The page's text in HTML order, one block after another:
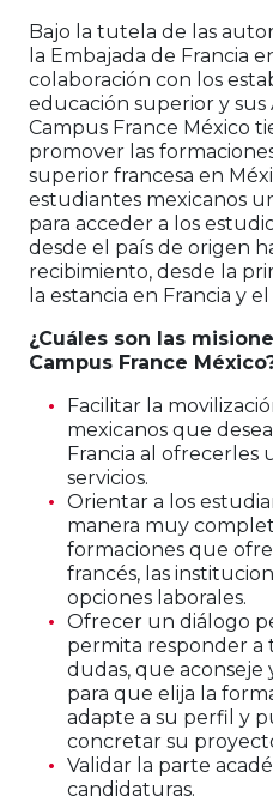
Bajo la tutela de las
la Embajada de Francia
colaboración con los
educación superior y sus
Campus France México
promover las
superior francesa en
estudiantes mexicanos
para acceder a los
desde el país de origen
recibimiento, desde la
la estancia en Francia y
¿Cuáles son las
Campus France
Facilitar la
mexicanos que
Francia al ofrecerles
servicios.
Orientar a los
manera muy
formaciones que
francés, las
opciones laborales.
Ofrecer un diálogo
permita responder a
dudas, que
para que elija la
adapte a su perfil y
concretar su
Validar la parte
candidaturas.